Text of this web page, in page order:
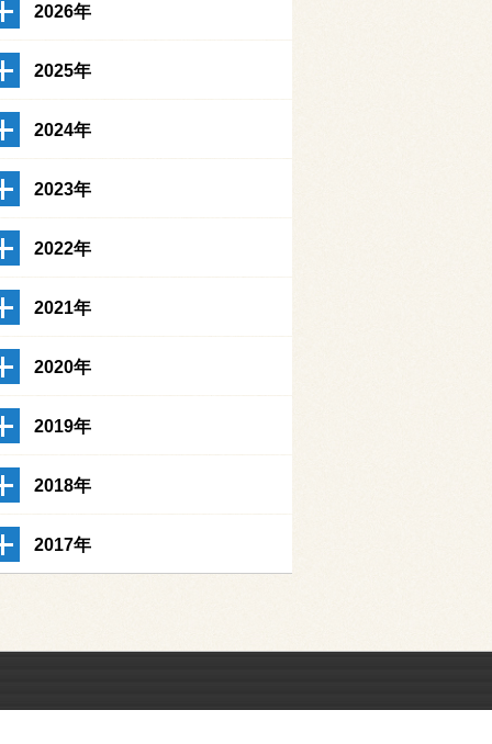
2026年
2025年
2024年
2023年
2022年
2021年
2020年
2019年
2018年
2017年